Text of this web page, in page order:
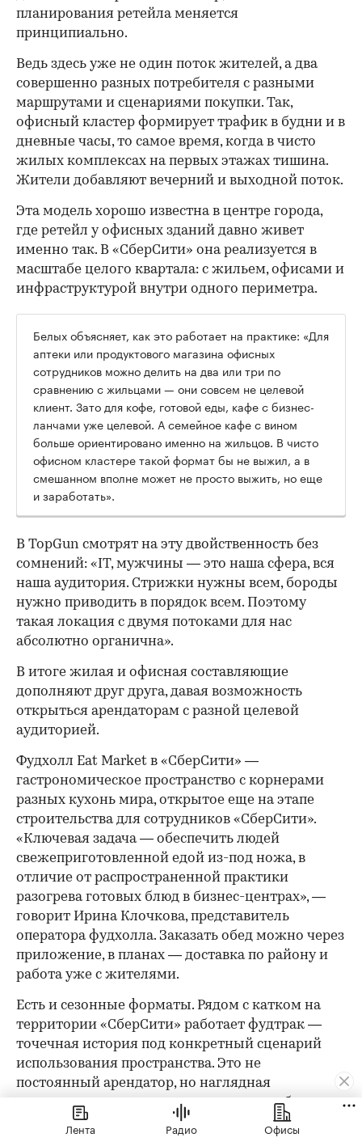
планирования ретейла меняется
принципиально.
Ведь здесь уже не один поток жителей, а два
совершенно разных потребителя с разными
маршрутами и сценариями покупки. Так,
офисный кластер формирует трафик в будни и в
дневные часы, то самое время, когда в чисто
жилых комплексах на первых этажах тишина.
Жители добавляют вечерний и выходной поток.
Эта модель хорошо известна в центре города,
где ретейл у офисных зданий давно живет
именно так. В «СберСити» она реализуется в
масштабе целого квартала: с жильем, офисами и
инфраструктурой внутри одного периметра.
Белых объясняет, как это работает на практике: «Для
аптеки или продуктового магазина офисных
сотрудников можно делить на два или три по
сравнению с жильцами — они совсем не целевой
клиент. Зато для кофе, готовой еды, кафе с бизнес-
ланчами уже целевой. А семейное кафе с вином
больше ориентировано именно на жильцов. В чисто
офисном кластере такой формат бы не выжил, а в
смешанном вполне может не просто выжить, но еще
и заработать».
В TopGun смотрят на эту двойственность без
сомнений: «IT, мужчины — это наша сфера, вся
наша аудитория. Стрижки нужны всем, бороды
нужно приводить в порядок всем. Поэтому
такая локация с двумя потоками для нас
абсолютно органична».
В итоге жилая и офисная составляющие
дополняют друг друга, давая возможность
открыться арендаторам с разной целевой
аудиторией.
Фудхолл Eat Market в «СберСити» —
гастрономическое пространство с корнерами
разных кухонь мира, открытое еще на этапе
строительства для сотрудников «СберСити».
«Ключевая задача — обеспечить людей
свежеприготовленной едой из-под ножа, в
отличие от распространенной практики
разогрева готовых блюд в бизнес-центрах», —
говорит Ирина Клочкова, представитель
оператора фудхолла. Заказать обед можно через
приложение, в планах — доставка по району и
работа уже с жителями.
Есть и сезонные форматы. Рядом с катком на
территории «СберСити» работает фудтрак —
точечная история под конкретный сценарий
использования пространства. Это не
постоянный арендатор, но наглядная
демонстрация того, как среда может работать в
разных режимах в зависимости от времени
Лента Радио Офисы